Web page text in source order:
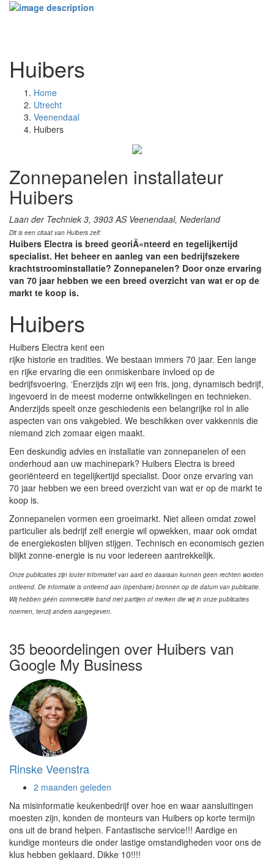
Huibers
Home
Utrecht
Veenendaal
Huibers
Zonnepanelen installateur
Huibers
Laan der Techniek 3, 3903 AS Veenendaal, Nederland
Dit is een citaat van Huibers zelf:
Huibers Electra is breed georiÃ«nteerd en tegelijkertijd
specialist. Het beheer en aanleg van een bedrijfszekere
krachtstroominstallatie? Zonnepanelen? Door onze ervaring
van 70 jaar hebben we een breed overzicht van wat er op de
markt te koop is.
Huibers
Huibers Electra kent een
rijke historie en tradities. We bestaan immers 70 jaar. Een lange
en rijke ervaring die een onmiskenbare invloed op de
bedrijfsvoering. ‘Enerzijds zijn wij een fris, jong, dynamisch bedrijf,
ingevoerd in de meest moderne ontwikkelingen en technieken.
Anderzijds speelt onze geschiedenis een belangrijke rol in alle
aspecten van ons vakgebied. We beschikken over vakkennis die
niemand zich zomaar eigen maakt.
Een deskundig advies en installatie van zonnepanelen of een
onderhoud aan uw machinepark? Huibers Electra is breed
georiënteerd en tegelijkertijd specialist. Door onze ervaring van
70 jaar hebben we een breed overzicht van wat er op de markt te
koop is.
Zonnepanelen vormen een groeimarkt. Niet alleen omdat zowel
particulier als bedrijf zelf energie wil opwekken, maar ook omdat
de energiekosten blijven stijgen. Technisch en economisch gezien
blijkt zonne-energie is nu voor iedereen aantrekkelijk.
Onze publicaties zijn louter informatief van aard en daaraan kunnen geen rechten worden
ontleend. De informatie is ontleend aan (openbare) bronnen op de datum van publicatie.
Wij hebben géén commerciële band met partijen of merken die wij in onze publicaties
noemen, tenzij anders aangegeven.
35 beoordelingen over Huibers van
Google My Business
Rinske Veenstra
2 maanden geleden
Na misinformatie keukenbedrijf over hoe en waar aansluitingen
moesten zijn, konden de monteurs van Huibers op korte termijn
ons uit de brand helpen. Fantastische service!!! Aardige en
kundige monteurs die onder lastige omstandigheden voor ons de
klus hebben geklaard. Dikke 10!!!!